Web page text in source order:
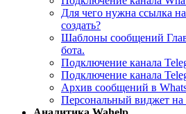
Для чего нужна ссылка
создать?
Шаблоны сообщений
бота.
Подключение канала
Подключение канала
Архив сообщений в
Персональный виджет на